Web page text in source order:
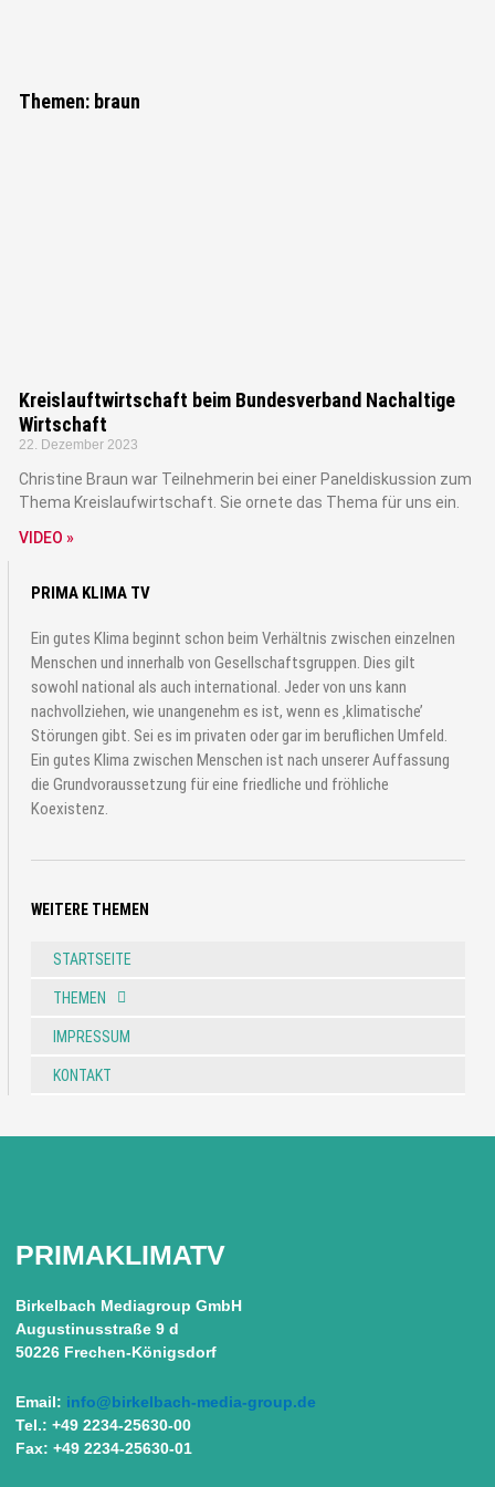
Themen: braun
Kreislauftwirtschaft beim Bundesverband Nachaltige
Wirtschaft
22. Dezember 2023
Christine Braun war Teilnehmerin bei einer Paneldiskussion zum
Thema Kreislaufwirtschaft. Sie ornete das Thema für uns ein.
VIDEO »
PRIMA KLIMA TV
Ein gutes Klima beginnt schon beim Verhältnis zwischen einzelnen
Menschen und innerhalb von Gesellschaftsgruppen. Dies gilt
sowohl national als auch international. Jeder von uns kann
nachvollziehen, wie unangenehm es ist, wenn es ‚klimatische’
Störungen gibt. Sei es im privaten oder gar im beruflichen Umfeld.
Ein gutes Klima zwischen Menschen ist nach unserer Auffassung
die Grundvoraussetzung für eine friedliche und fröhliche
Koexistenz.
WEITERE THEMEN
STARTSEITE
THEMEN
IMPRESSUM
KONTAKT
PRIMAKLIMATV
Birkelbach Mediagroup GmbH
Augustinusstraße 9 d
50226 Frechen-Königsdorf
Email: info@birkelbach-media-group.de
Tel.: +49 2234-25630-00
Fax: +49 2234-25630-01